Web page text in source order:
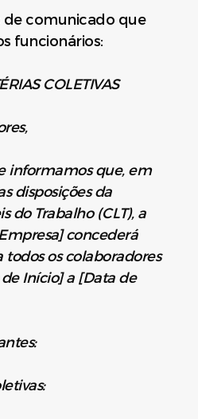
comunicado que
funcionários:
COLETIVAS
informamos que, em
disposições da
do Trabalho (CLT), a
concederá
todos os colaboradores
Início] a [Data de